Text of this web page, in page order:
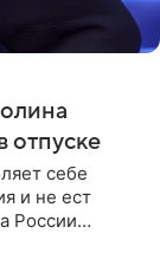
отпуске
себе
и не ест
России